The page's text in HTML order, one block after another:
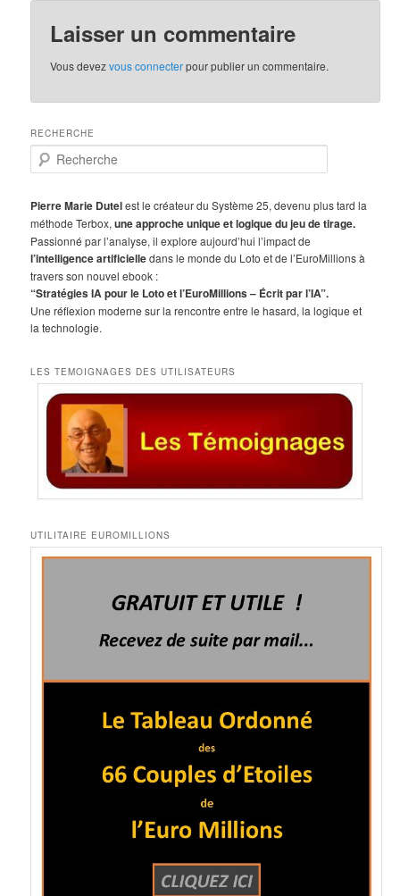
Laisser un commentaire
Vous devezvous connecterpour publier un commentaire.
RECHERCHE
e
h
e
r
c
h
e
Pierre Marie Dutelest le créateur du Système 25, devenu plus tard la
méthode Terbox,une approche unique et logique du jeu de tirage.
Passionné par l’analyse, il explore aujourd’hui l’impact de
l’intelligence artificielledans le monde du Loto et de l’EuroMillions à
travers son nouvel ebook :
“Stratégies IA pour le Loto et l’EuroMillions – Écrit par l’IA”.
Une réflexion moderne sur la rencontre entre le hasard, la logique et
la technologie.
LES TEMOIGNAGES DES UTILISATEURS
UTILITAIRE EUROMILLIONS